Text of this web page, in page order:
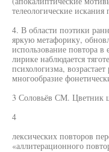
телеологические искания
4. В области поэтики
яркую метафорику,
использование повтора
лирике наблюдается
психологизма,
многообразие
3 Соловьёв СМ. Цветник
4
лексических повторов
«аллитерационного